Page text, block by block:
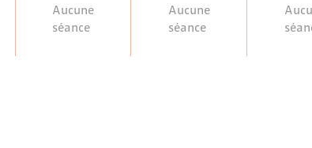
Aucune
séance
Aucune
séance